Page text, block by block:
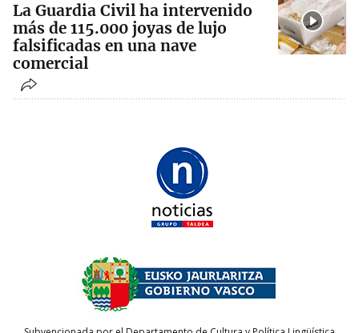
La Guardia Civil ha intervenido
más de 115.000 joyas de lujo
falsificadas en una nave
comercial